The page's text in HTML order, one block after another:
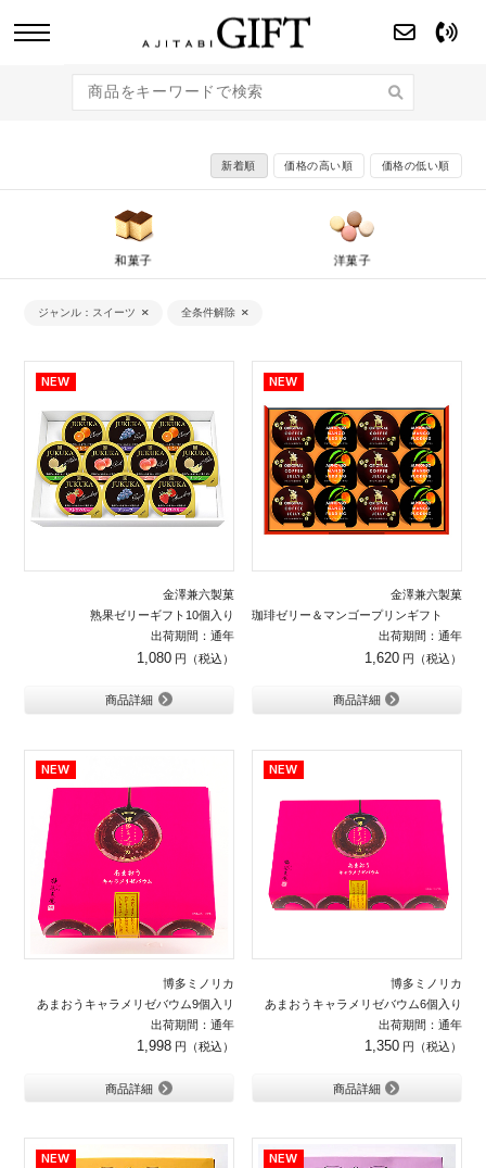
のギフト商品をご提案します。
新着順 価格の高い順 価格の低い順
和菓子 洋菓子
ジャンル スイーツ 全条件解除
金澤兼六製菓
熟果ゼリーギフト10個入り
出荷期間：通年
1,080
商品詳細
金澤兼六製菓
珈琲ゼリー＆マンゴープリンギフト 12
出荷期間：通年
1,620
商品詳細
博多ミノリカ
あまおうキャラメリゼバウム9個入リ
出荷期間：通年
1,998
商品詳細
博多ミノリカ
あまおうキャラメリゼバウム6個入り
出荷期間：通年
1,350
商品詳細